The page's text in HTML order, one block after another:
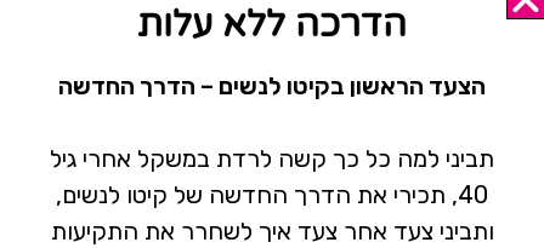
ונחזור אלייך- לחצי כאן
הדרכה ללא עלות
הצעד הראשון בקיטו לנשים – הדרך החדשה
תביני למה כל כך קשה לרדת במשקל אחרי גיל
40, תכירי את הדרך החדשה של קיטו לנשים,
ותביני צעד אחר צעד איך לשחרר את התקיעות